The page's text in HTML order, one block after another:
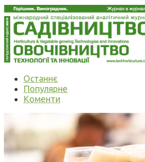
Останнє
Популярне
Коменти